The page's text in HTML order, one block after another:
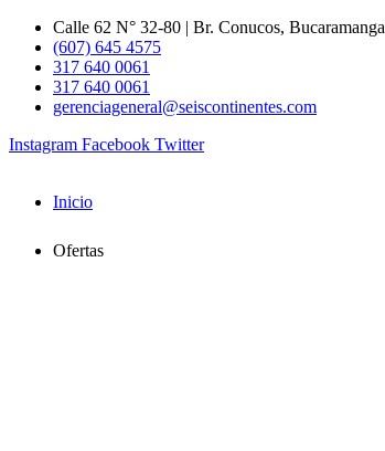
contenido
Calle 62 N° 32-80 | Br. Conucos, Bucaramanga
(607) 645 4575
317 640 0061
317 640 0061
gerenciageneral@seiscontinentes.com
Instagram Facebook Twitter
Inicio
Ofertas